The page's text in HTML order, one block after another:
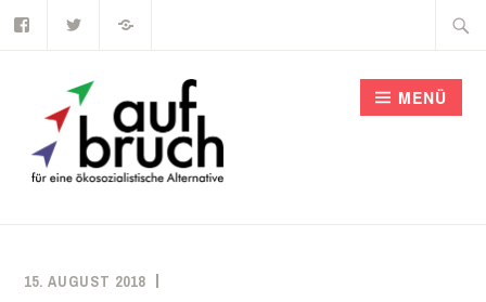
Zum
ökosozialistische
Strategie
Suche
MENÜ
15. AUGUST 2018